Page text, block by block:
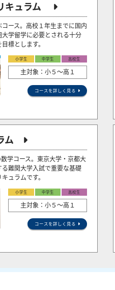
キュラム
ース。高校１年生までに国内
学留学に必要とされる十分
標とします。
小学生 中学生 高校生
主対象：小５〜高１
コースを詳しく見る
ム
数学コース。東京大学・京都大
難関大学入試で重要な基礎
ュラムです。
小学生 中学生 高校生
主対象：小５〜高１
コースを詳しく見る